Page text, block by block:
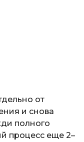
от
и снова
полного
процесс еще 2–